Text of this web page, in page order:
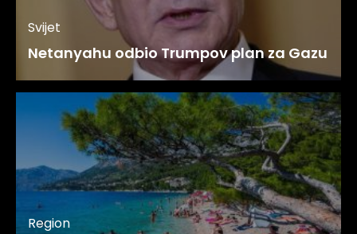
Svijet
Netanyahu odbio Trumpov plan za Gazu
Region